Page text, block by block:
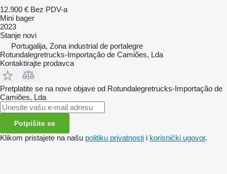
12.900 € Bez PDV-a
Mini bager
2023
Stanje novi
Portugalija, Zona industrial de portalegre
Rotundalegretrucks-Importação de Camiões, Lda
Kontaktirajte prodavca
Pretplatite se na nove objave od Rotundalegretrucks-Importação de
Camiões, Lda
Potpišite se
Klikom pristajete na našu politiku privatnosti i korisnički ugovor.